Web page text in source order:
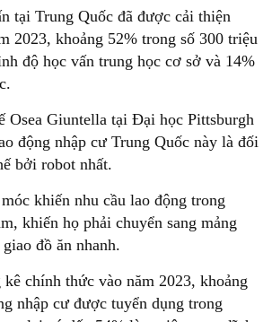
tại Trung Quốc đã được cải thiện
2023, khoảng 52% trong số 300 triệu
độ học vấn trung học cơ sở và 14%
Osea Giuntella tại Đại học Pittsburgh
động nhập cư Trung Quốc này là đối
bởi robot nhất.
khiến nhu cầu lao động trong
khiến họ phải chuyển sang mảng
đồ ăn nhanh.
chính thức vào năm 2023, khoảng
nhập cư được tuyển dụng trong